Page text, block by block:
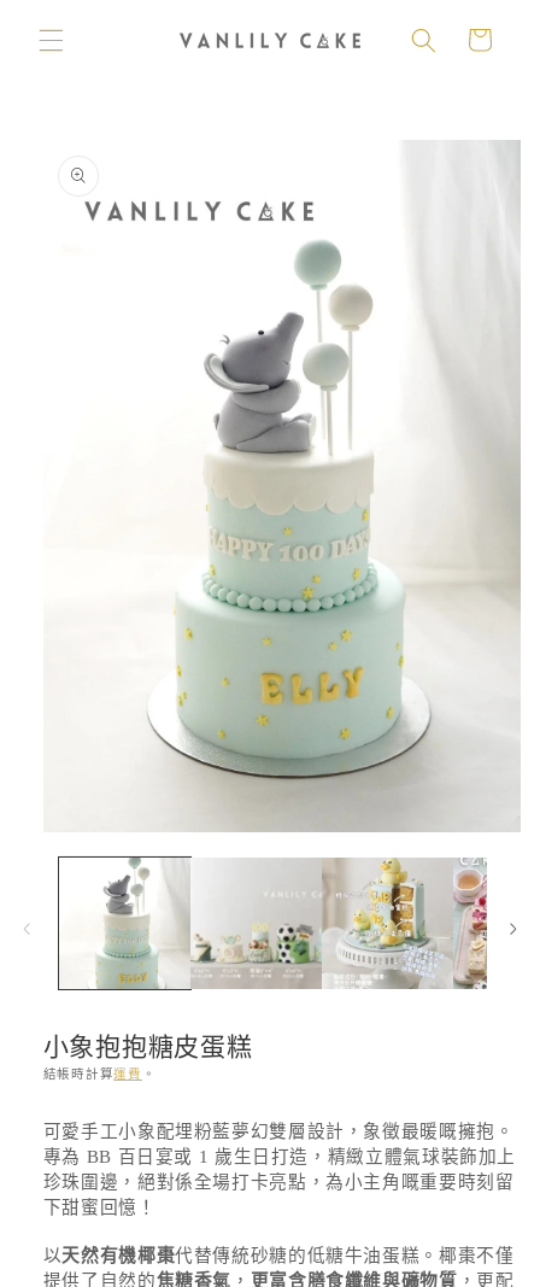
容
物
品資訊
媒
體
1
小象抱抱糖皮蛋糕
結帳時計算運費 。
貨
單
位
可愛手工小象配埋粉藍夢幻雙層設計，象徵最暖嘅擁抱。
專為 BB 百日宴或 1 歲生日打造，精緻立體氣球裝飾加上
珍珠圍邊，絕對係全場打卡亮點，為小主角嘅重要時刻留
下甜蜜回憶！
以天然有機椰棗代替傳統砂糖的低糖牛油蛋糕。椰棗不僅
提供了自然的焦糖香氣 ， 更富含膳食纖維與礦物質 ，更配